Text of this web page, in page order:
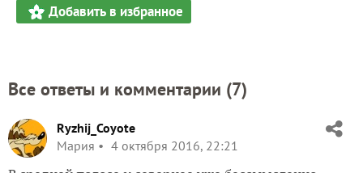
Добавить в избранное
Все ответы и комментарии (7)
Ryzhij_Coyote
Мария
4 октября 2016, 22:21